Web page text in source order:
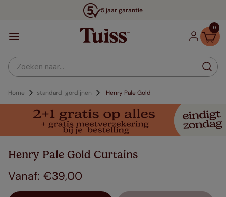
5 jaar garantie
0
Zoeken naar...
Home standard-gordijnen Henry Pale Gold
Henry Pale Gold Curtains
€39,00